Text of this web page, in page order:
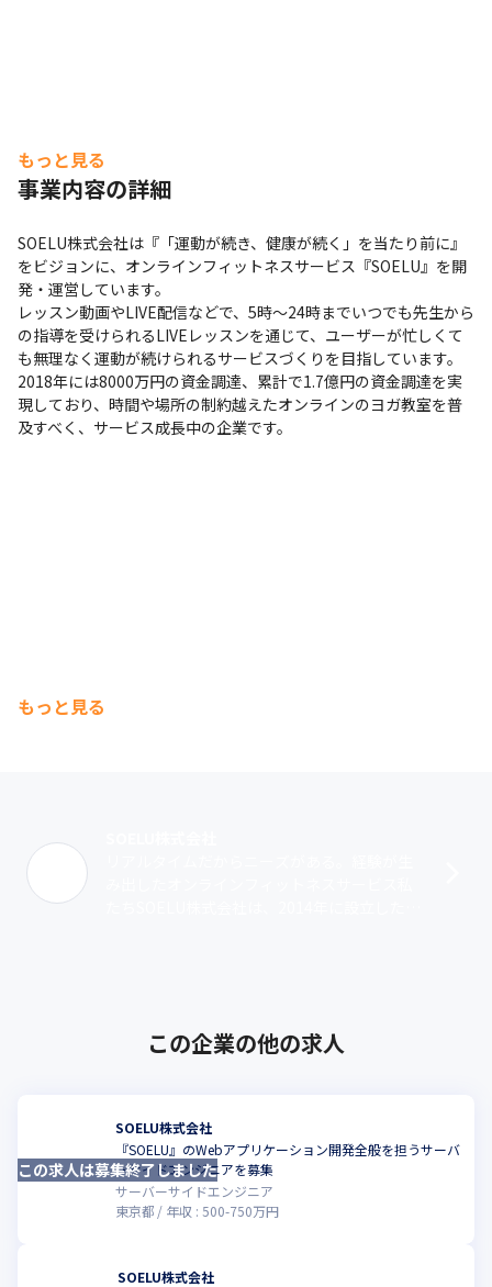
もっと見る
事業内容の詳細
SOELU株式会社は『「運動が続き、健康が続く」を当たり前に』
をビジョンに、オンラインフィットネスサービス『SOELU』を開
発・運営しています。
レッスン動画やLIVE配信などで、5時〜24時までいつでも先生から
の指導を受けられるLIVEレッスンを通じて、ユーザーが忙しくて
も無理なく運動が続けられるサービスづくりを目指しています。
2018年には8000万円の資金調達、累計で1.7億円の資金調達を実
現しており、時間や場所の制約越えたオンラインのヨガ教室を普
及すべく、サービス成長中の企業です。
もっと見る
この企業の他の求人
SOELU株式会社
『SOELU』のWebアプリケーション開発全般を担うサーバ
ーサイドエンジニアを募集
サーバーサイドエンジニア
東京都
年収 : 500-750万円
この求人は募集終了しました
SOELU株式会社